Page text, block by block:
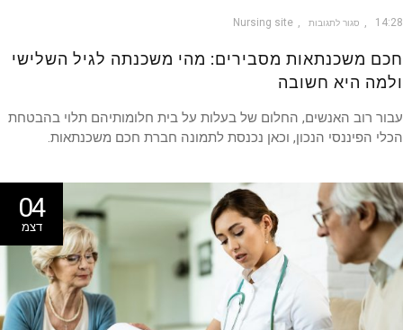
סגור לתגובות Nursing site
משכנתאות מסבירים: מהי משכנתה לגיל השלישי
היא חשובה
רוב האנשים, החלום של בעלות על בית חלומותיהם תלוי בהבטחת
הפיננסי הנכון, וכאן נכנסת לתמונה חברת חכם משכנתאות.
04
דצמ